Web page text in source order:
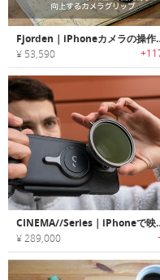
Fjorden｜iPhoneカメラの
¥ 53,590
CINEMA//Series｜
¥ 289,000